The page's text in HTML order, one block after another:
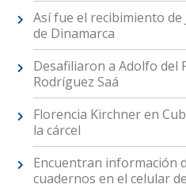
Así fue el recibimiento de
de Dinamarca
Desafiliaron a Adolfo del
Rodríguez Saá
Florencia Kirchner en
la cárcel
Encuentran información
cuadernos en el celular